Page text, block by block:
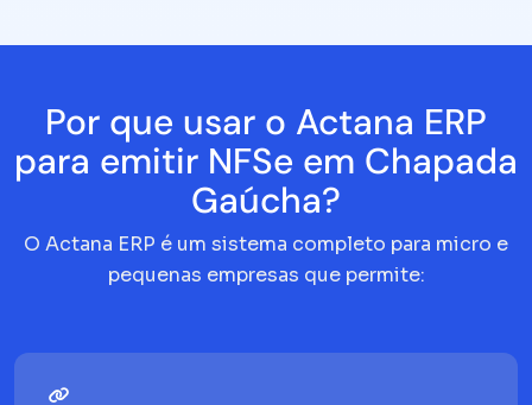
Por que usar o Actana ERP
para emitir NFSe em Chapada
Gaúcha?
O Actana ERP é um sistema completo para micro e
pequenas empresas que permite: